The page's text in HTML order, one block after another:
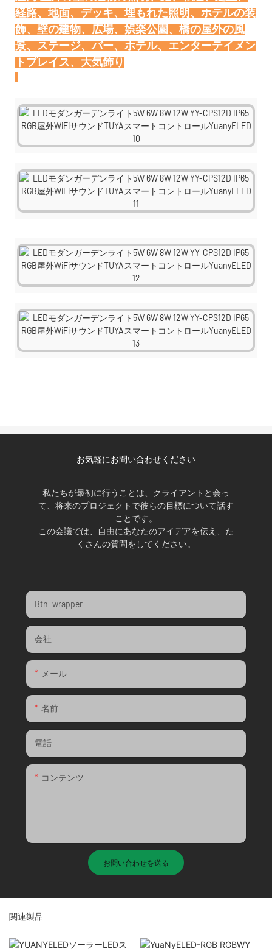
経路、地面、デッキ、埋もれた照明、ホテルの装
飾、壁の建物、広場、娯楽公園、橋の屋外の風
景、ステージ、バー、ホテル、エンターテイメン
お気軽にお問い合わせください
私たちが最初に行うことは、クライアントと会っ
て、将来のプロジェクトで彼らの目標について話す
ことです。
この会議では、自由にあなたのアイデアを伝え、た
くさんの質問をしてください。
Btn_wrapper
会社
メール
名前
電話
コンテンツ
お問い合わせを送る
関連製品